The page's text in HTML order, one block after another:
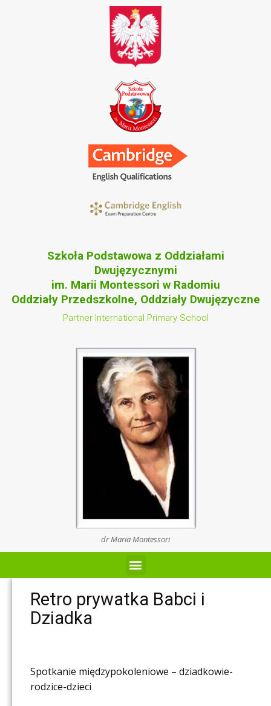
Szkoła Podstawowa z Oddziałami
Dwujęzycznymi
im. Marii Montessori w Radomiu
Oddziały Przedszkolne, Oddziały Dwujęzyczne
Partner International Primary School
dr Maria Montessori
Retro prywatka Babci i
Dziadka
Spotkanie międzypokoleniowe – dziadkowie-
rodzice-dzieci